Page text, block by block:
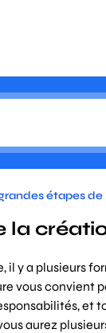
étapes
la
y a plusieurs
vous convient
et
aurez